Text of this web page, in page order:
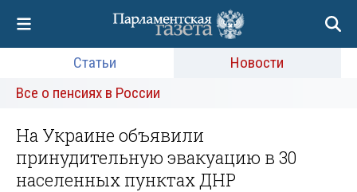
Статьи
Новости
Все о пенсиях в России
На Украине объявили
принудительную эвакуацию в 30
населенных пунктах ДНР